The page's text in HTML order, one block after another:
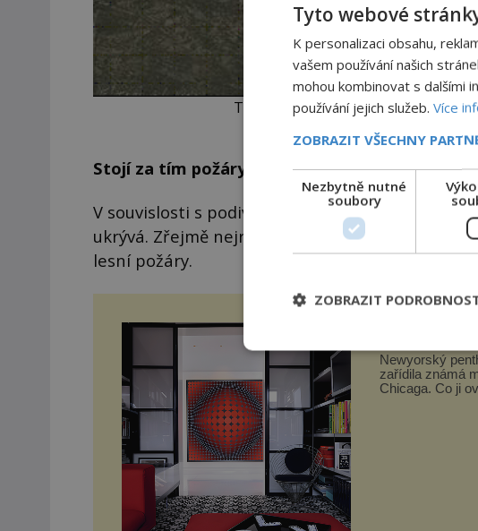
Temnota v Nové Anglii je slavnou
Stojí za tím požáry?
V souvislosti s podivným zatměním se
ukrývá. Zřejmě nejrozšířenější hypotéza hovoří
lesní požáry.
Newyorský
zařídila známá
Chicaga. Co ji
Tyto webové
K personalizaci obsahu,
vašem používání našich
mohou kombinovat s dalšími
používání jejich služeb. Více
ZOBRAZIT VŠECHNY
Nezbytně nutné
soubory
ZOBRAZIT